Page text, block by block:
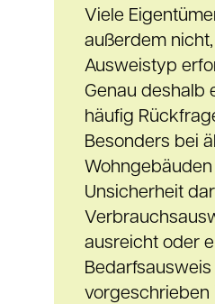
Viele
außerdem
Ausweistyp
Genau deshalb
häufig
Besonders bei
Unsicherheit
ausreicht oder
Bedarfsausweis
vorgeschrieben